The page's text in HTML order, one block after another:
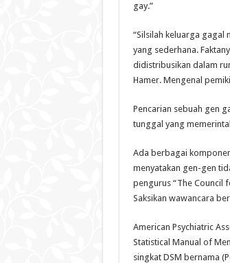
gay.”
“Silsilah keluarga gagal
yang sederhana.
didistribusikan dalam
Hamer. Mengenal
Pencarian sebuah gen
tunggal yang
Ada berbagai
menyatakan gen-gen
pengurus “The Council
Saksikan wawancara
American Psychiatric
Statistical Manual of
singkat DSM bernama